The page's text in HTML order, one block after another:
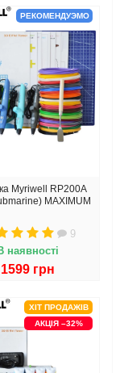
РЕКОМЕНДУЭМО
Myriwell RP200A
MAXIMUM
9
наявності
1599 грн
ХІТ ПРОДАЖІВ
АКЦІЯ –32%